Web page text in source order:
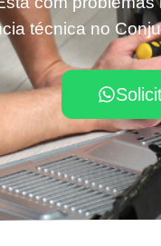
técnica no